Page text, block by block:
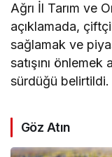
Ağrı İl Tarım ve
açıklamada,
sağlamak ve
satışını önlemek
sürdüğü belirtildi.
Göz Atın